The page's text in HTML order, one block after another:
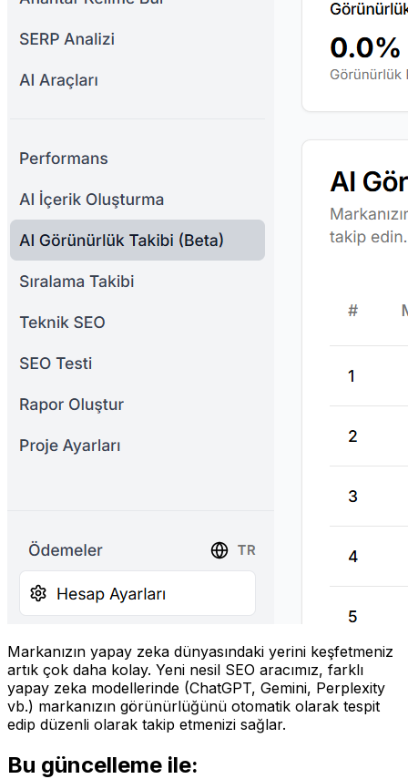
Markanızın yapay zeka dünyasındaki yerini keşfetmeniz
artık çok daha kolay. Yeni nesil SEO aracımız, farklı
yapay zeka modellerinde (ChatGPT, Gemini, Perplexity
vb.) markanızın görünürlüğünü otomatik olarak tespit
edip düzenli olarak takip etmenizi sağlar.
Bu güncelleme ile: